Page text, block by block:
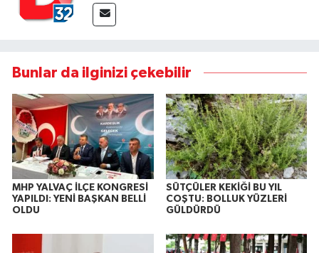
Bunlar da ilginizi çekebilir
MHP YALVAÇ İLÇE KONGRESİ
YAPILDI: YENİ BAŞKAN BELLİ
OLDU
SÜTÇÜLER KEKİĞİ BU YIL
COŞTU: BOLLUK YÜZLERİ
GÜLDÜRDÜ